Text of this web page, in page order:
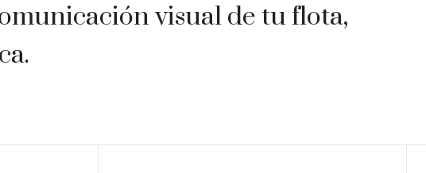
visual de tu flota,